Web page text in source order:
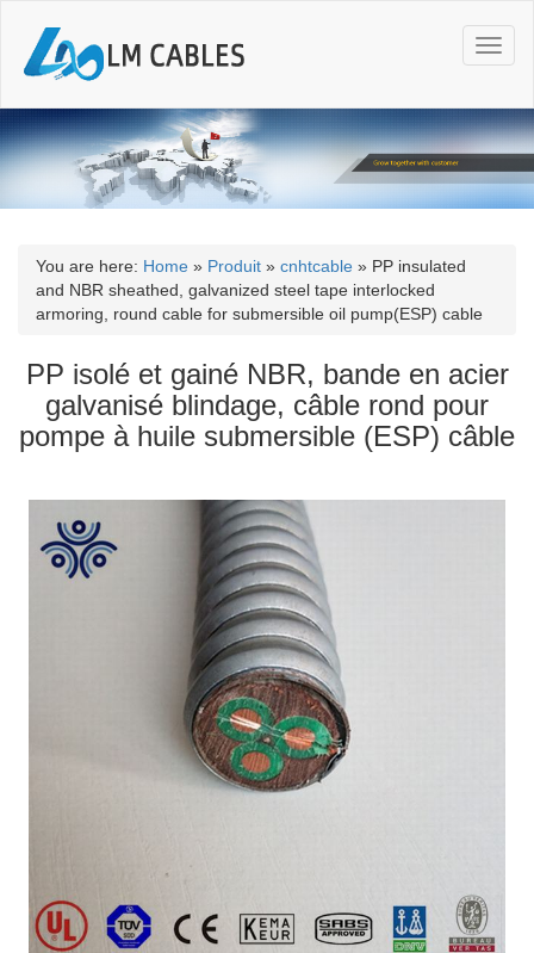
T
o
g
l
n
a
o
n
You are here: Home » Produit » cnhtcable » PP insulated
and NBR sheathed, galvanized steel tape interlocked
armoring, round cable for submersible oil pump(ESP) cable
PP isolé et gainé NBR, bande en acier
galvanisé blindage, câble rond pour
pompe à huile submersible (ESP) câble